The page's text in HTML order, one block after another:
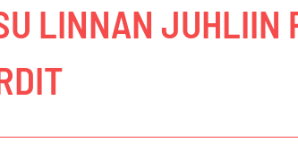
LINNAN JUHLIIN